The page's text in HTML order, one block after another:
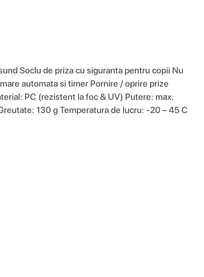
Soclu de priza cu siguranta pentru copii Nu
automata si timer Pornire / oprire prize
PC (rezistent la foc & UV) Putere: max.
130 g Temperatura de lucru: -20 – 45 C